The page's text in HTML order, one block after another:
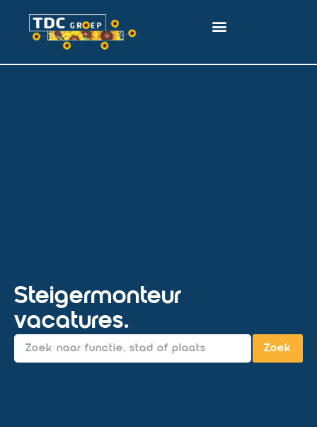
Steigermonteur
vacatures.
Zoek